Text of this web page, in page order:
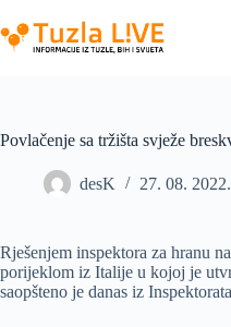
to
content
Povlačenje sa tržišta svježe
desK 27. 08. 2022.
Rješenjem inspektora za hranu
porijeklom iz Italije u kojoj je
saopšteno je danas iz